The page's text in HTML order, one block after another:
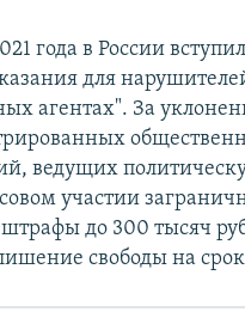
года в России
для
агентах". За
ведущих
участии
до 300 тысяч
свободы на срок